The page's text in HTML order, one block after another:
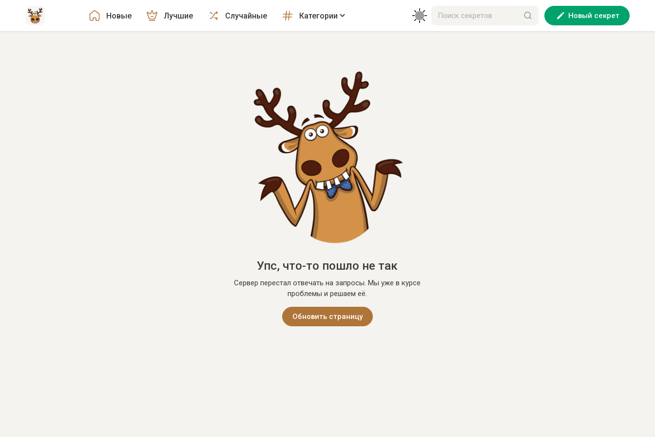
Новые Лучшие Случайные Категории Новый секрет
Упс, что-то пошло не так
Сервер перестал отвечать на запросы. Мы уже в курсе
проблемы и решаем её.
Обновить страницу